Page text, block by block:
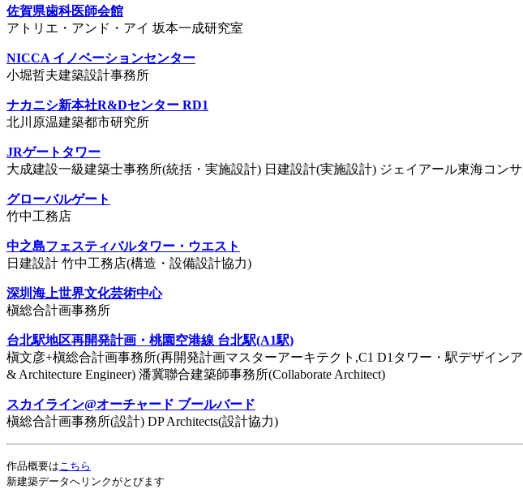
佐賀県歯科医師会館
アトリエ・アンド・アイ 坂本一成研究室
NICCA イノベーションセンター
小堀哲夫建築設計事務所
ナカニシ新本社R&Dセンター RD1
北川原温建築都市研究所
JRゲートタワー
大成建設一級建築士事務所(統括・実施設計) 日建設計(実施設計) ジェイアール東海コンサ
グローバルゲート
竹中工務店
中之島フェスティバルタワー・ウエスト
日建設計 竹中工務店(構造・設備設計協力)
深圳海上世界文化芸術中心
槇総合計画事務所
台北駅地区再開発計画・桃園空港線 台北駅(A1駅)
槇文彦+槇総合計画事務所(再開発計画マスターアーキテクト,C1 D1タワー・駅デザイ
& Architecture Engineer) 潘冀聯合建築師事務所(Collaborate Architect)
スカイライン@オーチャード ブールバード
槇総合計画事務所(設計) DP Architects(設計協力)
作品概要は こちら
新建築データへリンクがとびます